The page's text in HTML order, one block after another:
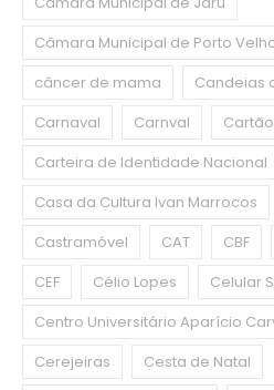
Câmara Municipal de Porto
câncer de mama
Candeias
Carnaval
Carnval
Carteira de Identidade Nacional
Casa da Cultura Ivan Marrocos
Castramóvel
CAT CBF
CEF
Célio Lopes Celular
Centro Universitário Aparício
Cerejeiras
Cesta de Natal